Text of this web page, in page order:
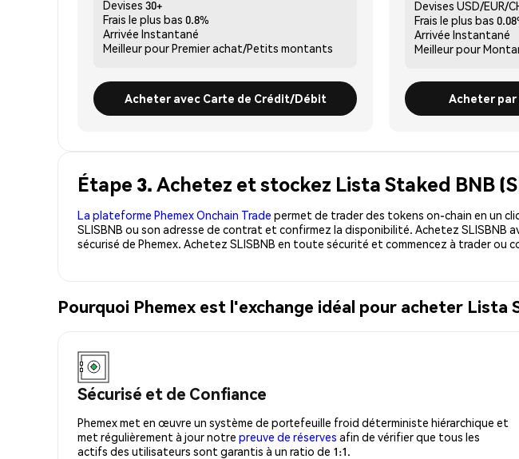
Devises 30+
Frais le plus bas 0.8%
Arrivée Instantané
Meilleur pourPremier achat/Petits montants
Acheter avec Carte de Crédit/Débit
Devises USD/EUR/
Frais le plus bas
Arrivée Instantané
Meilleur pour
Acheter par
Étape 3. Achetez et stockez Lista Staked BNB
La plateforme Phemex Onchain Trade permet de trader des tokens on-chain en un
SLISBNB ou son adresse de contrat et confirmez la disponibilité. Achetez
sécurisé de Phemex. Achetez SLISBNB en toute sécurité et commencez à trader ou
Pourquoi Phemex est l'exchange idéal pour acheter Lista
Sécurisé et de Confiance
Phemex met en œuvre un système de portefeuille froid déterministe hiérarchique et
met régulièrement à jour notre preuve de réserves afin de vérifier que tous les
actifs des utilisateurs sont garantis à un ratio de 1:1.